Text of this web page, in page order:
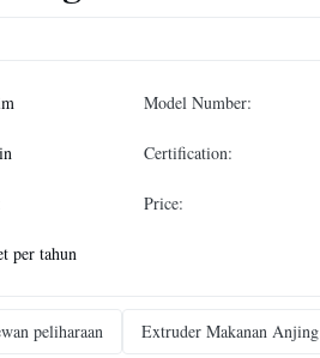
Model Number:
Certification:
Price:
per tahun
peliharaan
Extruder Makanan Anjing